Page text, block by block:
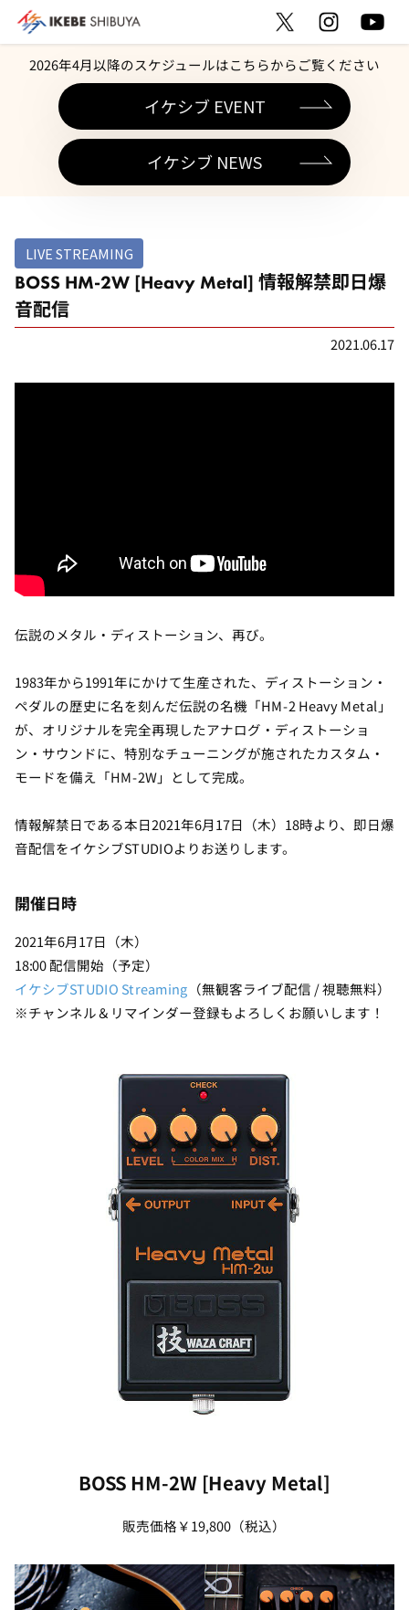
2026年4月以降のスケジュールはこちらからご覧ください
イケシブ EVENT
イケシブ NEWS
LIVE STREAMING
BOSS HM-2W [Heavy Metal] 情報解禁即日爆
音配信
2021.06.17
伝説のメタル・ディストーション、再び。
1983年から1991年にかけて生産された、ディストーション・
ペダルの歴史に名を刻んだ伝説の名機「HM-2 Heavy Metal」
が、オリジナルを完全再現したアナログ・ディストーショ
ン・サウンドに、特別なチューニングが施されたカスタム・
モードを備え「HM-2W」として完成。
情報解禁日である本日2021年6月17日（木）18時より、即日爆
音配信をイケシブSTUDIOよりお送りします。
開催日時
2021年6月17日（木）
18:00 配信開始（予定）
イケシブSTUDIO Streaming （無観客ライブ配信 / 視聴無料）
※チャンネル＆リマインダー登録もよろしくお願いします！
BOSS HM-2W [Heavy Metal]
販売価格￥19,800（税込）